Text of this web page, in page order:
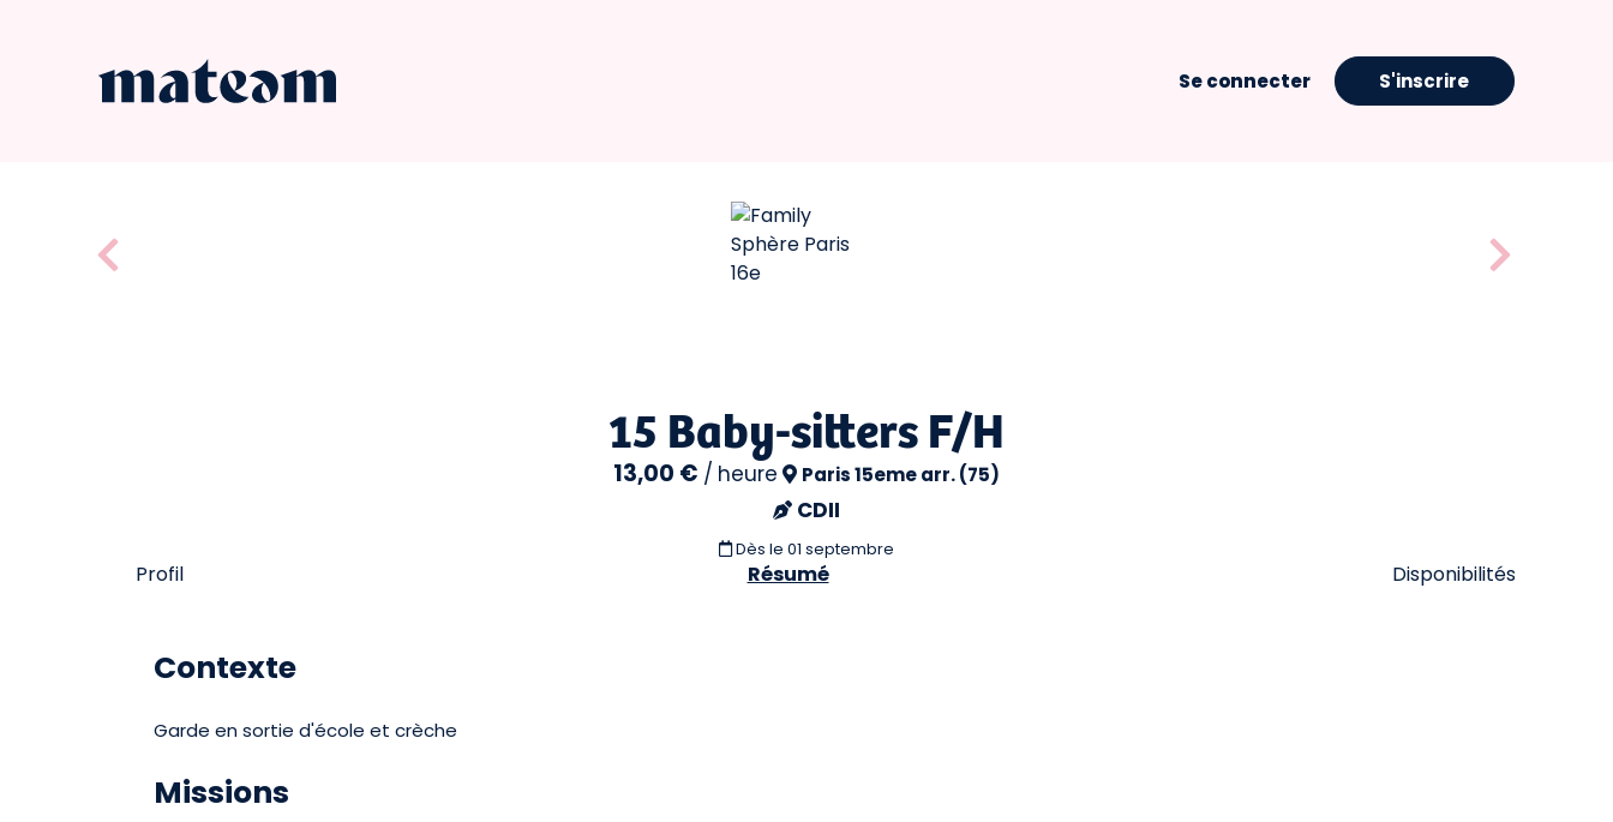
Se connecter S'inscrire
15 Baby-sitters F/H
13,00 € / heure Paris 15eme arr. (75)
CDII
Dès le 01 septembre
Profil Résumé Disponibilités
Contexte
Garde en sortie d'école et crèche
Missions